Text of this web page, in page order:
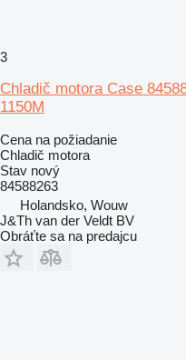
3
Chladič motora Case
1150M
Cena na požiadanie
Chladič motora
Stav nový
84588263
Holandsko, Wouw
J&Th van der Veldt BV
Obráťte sa na predajcu